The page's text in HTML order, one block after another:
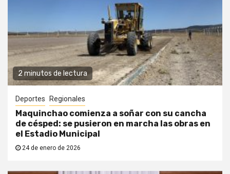
2 minutos de lectura
Deportes Regionales
Maquinchao comienza a soñar con su cancha
de césped: se pusieron en marcha las obras en
el Estadio Municipal
24 de enero de 2026